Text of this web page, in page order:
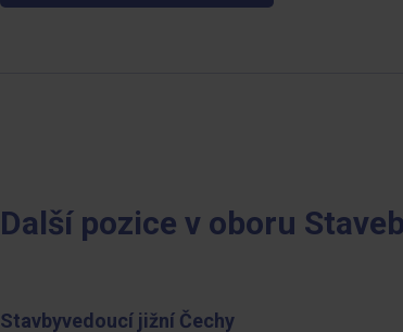
Další pozice v oboru
Stavbyvedoucí jižní Čechy